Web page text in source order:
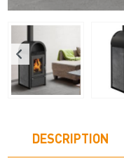
DESCRIPTION